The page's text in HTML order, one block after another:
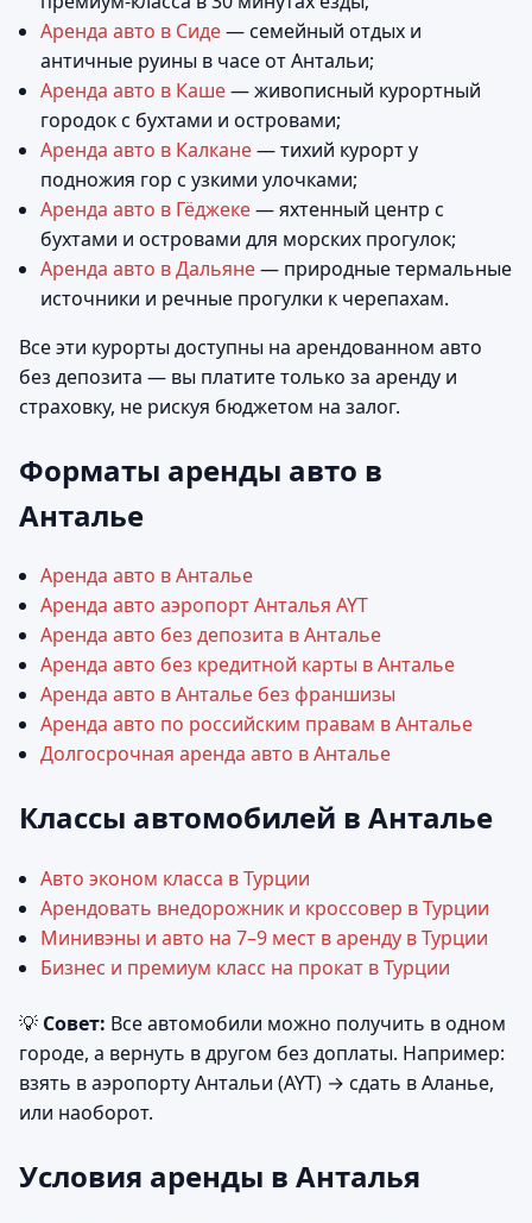
Аренда авто в Сиде— семейный отдых и
античные руины в часе от Антальи;
Аренда авто в Каше— живописный курортный
городок с бухтами и островами;
Аренда авто в Калкане— тихий курорт у
подножия гор с узкими улочками;
Аренда авто в Гёджеке— яхтенный центр с
бухтами и островами для морских прогулок;
Аренда авто в Дальяне— природные термальные
источники и речные прогулки к черепахам.
Все эти курорты доступны на арендованном авто
без депозита — вы платите только за аренду и
страховку, не рискуя бюджетом на залог.
Форматы аренды авто в
Анталье
Аренда авто в Анталье
Аренда авто аэропорт Анталья AYT
Аренда авто без депозита в Анталье
Аренда авто без кредитной карты в Анталье
Аренда авто в Анталье без франшизы
Аренда авто по российским правам в Анталье
Долгосрочная аренда авто в Анталье
Классы автомобилей в Анталье
Авто эконом класса в Турции
Арендовать внедорожник и кроссовер в Турции
Минивэны и авто на 7–9 мест в аренду в Турции
Бизнес и премиум класс на прокат в Турции
💡 Совет: Все автомобили можно получить в одном
городе, а вернуть в другом без доплаты. Например:
взять в аэропорту Антальи (AYT) → сдать в Аланье,
или наоборот.
Условия аренды в Анталья